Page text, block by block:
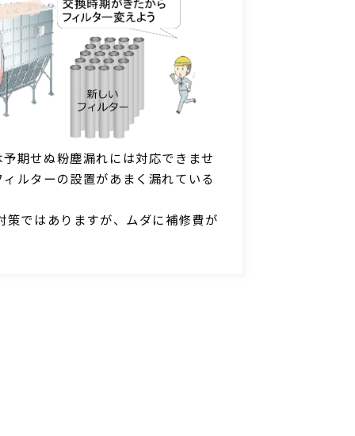
期せぬ粉塵漏れには対応できませ
ルターの設置があまく漏れている
ではありますが、ムダに補修費が